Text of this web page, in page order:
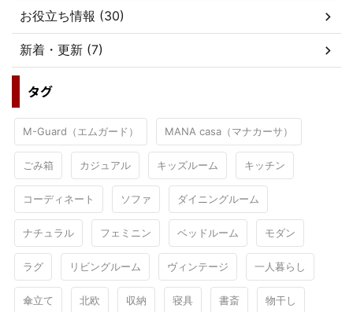
お役立ち情報 (30)
新着・更新 (7)
タグ
M-Guard（エムガード） MANA casa（マナカーサ）
ごみ箱 カジュアル キッズルーム キッチン
コーディネート ソファ ダイニングルーム
ナチュラル フェミニン ベッドルーム モダン
ラグ リビングルーム ヴィンテージ 一人暮らし
傘立て 北欧 収納 寝具 書斎 物干し